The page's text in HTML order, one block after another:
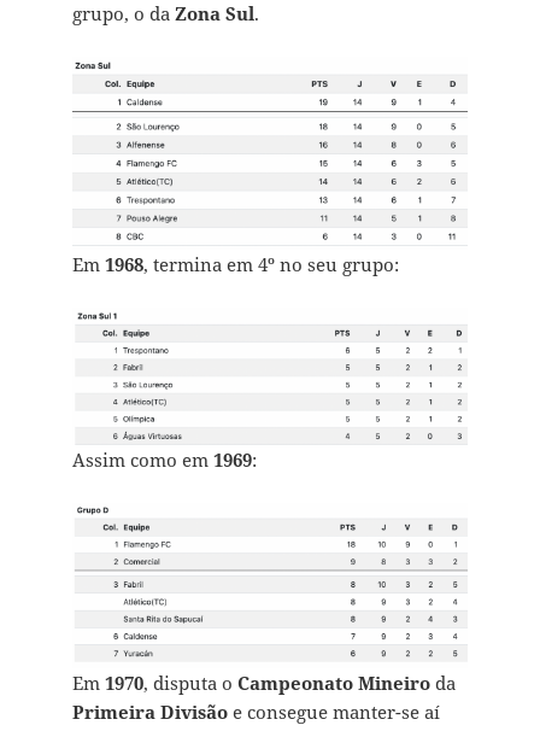
grupo, o da Zona Sul.
Em 1968, termina em 4º no seu grupo:
Assim como em 1969:
Em 1970, disputa o Campeonato Mineiroda
Primeira Divisãoe consegue manter-se aí